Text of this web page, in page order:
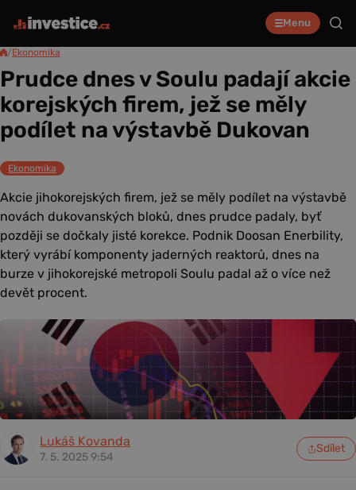
Menu
/Ekonomika
Prudce dnes v Soulu padají akcie
korejských firem, jež se měly
podílet na výstavbě Dukovan
Ekonomika
Akcie jihokorejských firem, jež se měly podílet na výstavbě
novách dukovanských bloků, dnes prudce padaly, byť
později se dočkaly jisté korekce. Podnik Doosan Enerbility,
který vyrábí komponenty jaderných reaktorů, dnes na
burze v jihokorejské metropoli Soulu padal až o více než
devět procent.
Lukáš Kovanda
7. 5. 2025 9:54
Sdílet